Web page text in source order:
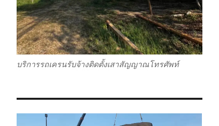
บริการรถเครนรับจ้างติดตั้งเสาสัญญาณโทรศัพท์